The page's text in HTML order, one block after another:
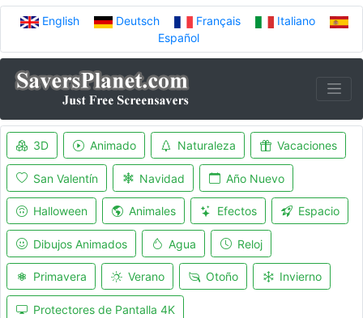
English Deutsch Français
Italiano
Español
3D Animado Naturaleza Vacaciones
San Valentín Navidad Año Nuevo
Halloween Animales Efectos Espacio
Dibujos Animados Agua Reloj
Primavera Verano Otoño Invierno
Protectores de Pantalla 4K